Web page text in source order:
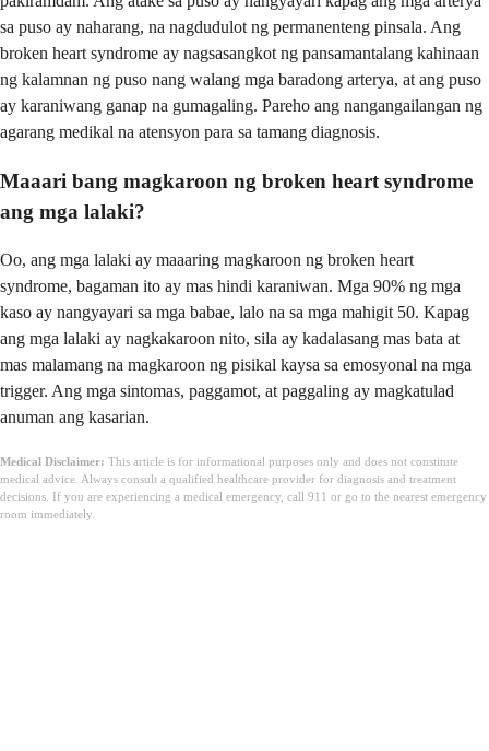
sa puso ay naharang, na nagdudulot ng permanenteng pinsala. Ang
broken heart syndrome ay nagsasangkot ng pansamantalang kahinaan
ng kalamnan ng puso nang walang mga baradong arterya, at ang puso
ay karaniwang ganap na gumagaling. Pareho ang nangangailangan ng
agarang medikal na atensyon para sa tamang diagnosis.
Maaari bang magkaroon ng broken heart syndrome
ang mga lalaki?
Oo, ang mga lalaki ay maaaring magkaroon ng broken heart
syndrome, bagaman ito ay mas hindi karaniwan. Mga 90% ng mga
kaso ay nangyayari sa mga babae, lalo na sa mga mahigit 50. Kapag
ang mga lalaki ay nagkakaroon nito, sila ay kadalasang mas bata at
mas malamang na magkaroon ng pisikal kaysa sa emosyonal na mga
trigger. Ang mga sintomas, paggamot, at paggaling ay magkatulad
anuman ang kasarian.
Medical Disclaimer: This article is for informational purposes only and does not constitute
medical advice. Always consult a qualified healthcare provider for diagnosis and treatment
decisions. If you are experiencing a medical emergency, call 911 or go to the nearest emergency
room immediately.